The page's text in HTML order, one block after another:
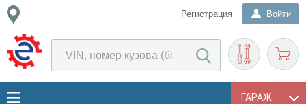
Регистрация Войти
ГАРАЖ